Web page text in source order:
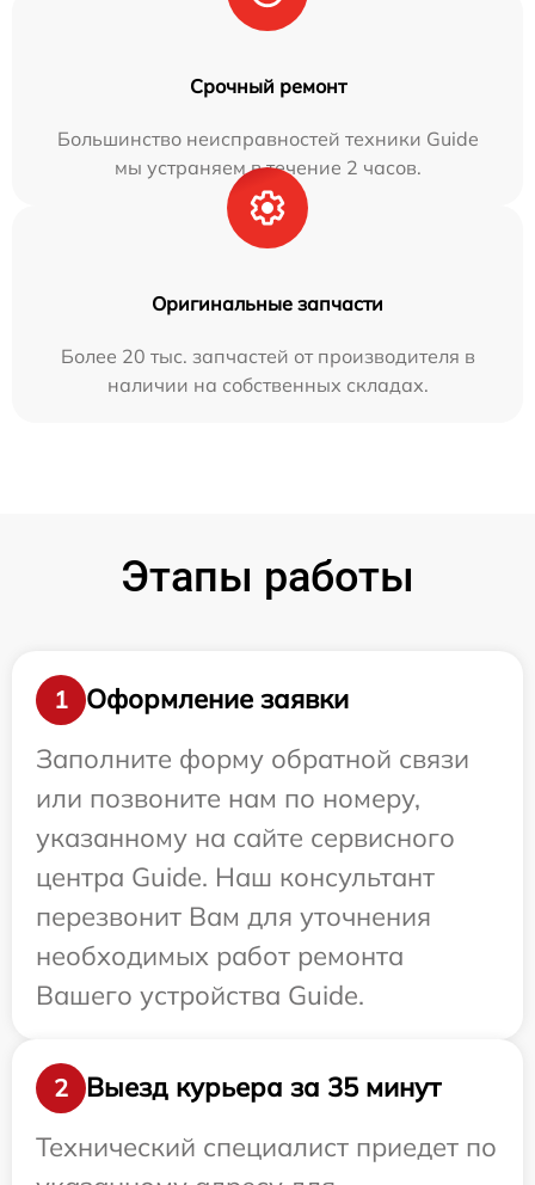
Срочный ремонт
Большинство неисправностей техники Guide
мы устраняем в течение 2 часов.
Оригинальные запчасти
Более 20 тыс. запчастей от производителя в
наличии на собственных складах.
Этапы работы
1
Оформление заявки
Заполните форму обратной связи
или позвоните нам по номеру,
указанному на сайте сервисного
центра Guide. Наш консультант
перезвонит Вам для уточнения
необходимых работ ремонта
Вашего устройства Guide.
2
Выезд курьера за 35 минут
Технический специалист приедет по